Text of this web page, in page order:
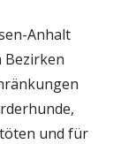
Anhalt
Bezirken
und für